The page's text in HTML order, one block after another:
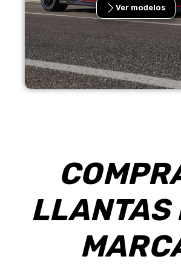
Ver modelos
LLANTAS